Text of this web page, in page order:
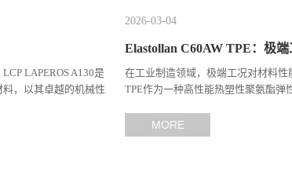
LAPEROS A130是
，以其卓越的机械性
2026-03-04
Elastollan C60AW TPE：极
在工业制造领域，极端工况对材料
TPE作为一种高性能热塑性聚氨酯
MORE